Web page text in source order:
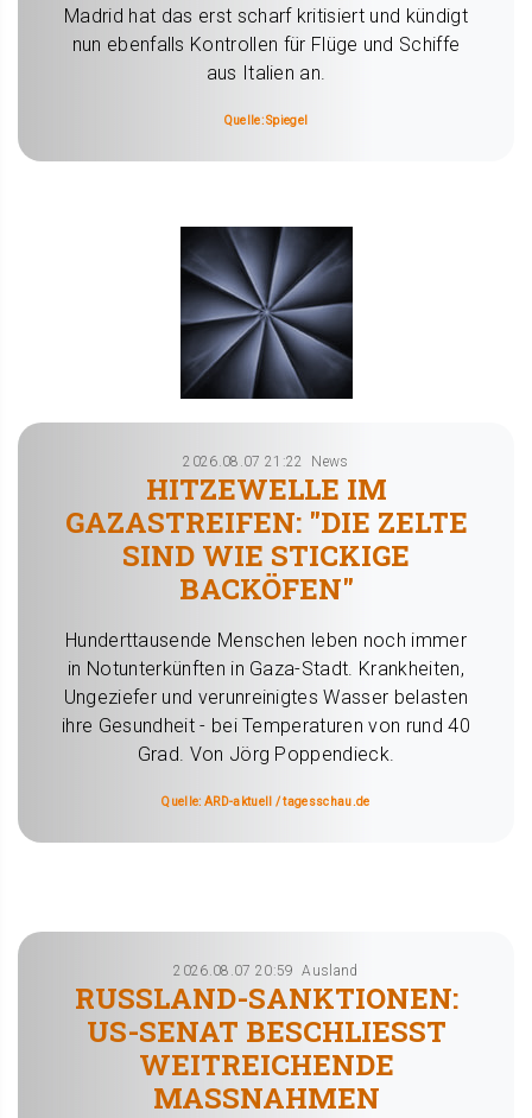
Madrid hat das erst scharf kritisiert und kündigt
nun ebenfalls Kontrollen für Flüge und Schiffe
aus Italien an.
Quelle: Spiegel
2026.08.07 21:22 News
HITZEWELLE IM
GAZASTREIFEN: "DIE ZELTE
SIND WIE STICKIGE
BACKÖFEN"
Hunderttausende Menschen leben noch immer
in Notunterkünften in Gaza-Stadt. Krankheiten,
Ungeziefer und verunreinigtes Wasser belasten
ihre Gesundheit - bei Temperaturen von rund 40
Grad. Von Jörg Poppendieck.
Quelle: ARD-aktuell / tagesschau.de
2026.08.07 20:59Ausland
RUSSLAND-SANKTIONEN:
US-SENAT BESCHLIESST W
EITREICHENDE M
ASSNAHMEN